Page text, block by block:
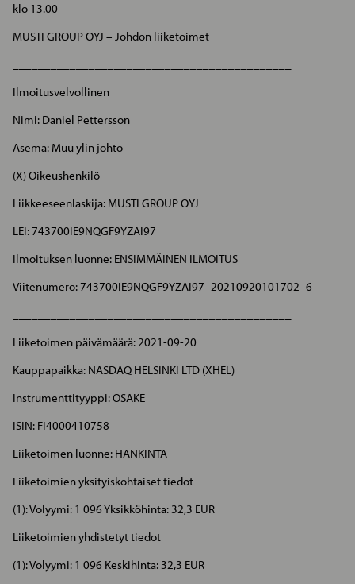
klo 13.00
MUSTI GROUP OYJ – Johdon liiketoimet
Ilmoitusvelvollinen
Nimi: Daniel Pettersson
Asema: Muu ylin johto
(X) Oikeushenkilö
Liikkeeseenlaskija: MUSTI GROUP OYJ
LEI: 743700IE9NQGF9YZAI97
Ilmoituksen luonne: ENSIMMÄINEN ILMOITUS
Viitenumero: 743700IE9NQGF9YZAI97_20210920101702_6
Liiketoimen päivämäärä: 2021-09-20
Kauppapaikka: NASDAQ HELSINKI LTD (XHEL)
Instrumenttityyppi: OSAKE
ISIN: FI4000410758
Liiketoimen luonne: HANKINTA
Liiketoimien yksityiskohtaiset tiedot
(1): Volyymi: 1 096 Yksikköhinta: 32,3 EUR
Liiketoimien yhdistetyt tiedot
(1): Volyymi: 1 096 Keskihinta: 32,3 EUR